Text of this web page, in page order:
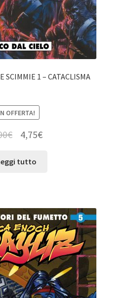
SCIMMIE 1 – CATACLISMA
OFFERTA!
€ 4,75€
tutto